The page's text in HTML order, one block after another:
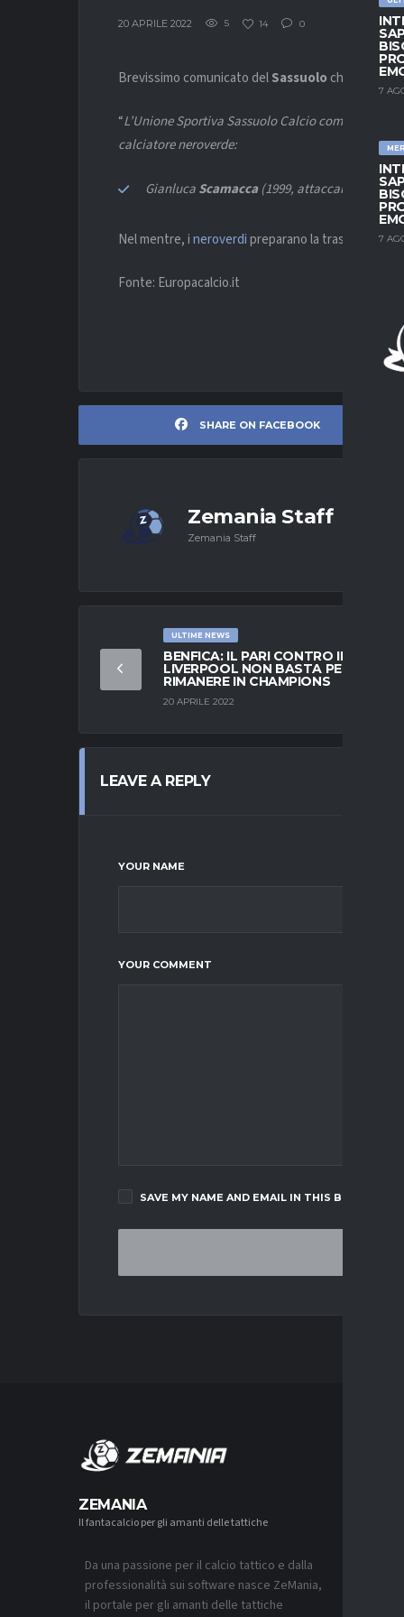
7
7
20 APRILE 2022 5 14 0
Brevissimo comunicato delSassuolo che ha
“L’Unione Sportiva Sassuolo Calcio comunica il
calciatore neroverde:
GianlucaScamacca(1999, attaccante) fino al
Nel mentre, ineroverdipreparano la trasferta di
Fonte: Europacalcio.it
SHARE ON FACEBOOK
Zemania Staff
Zemania Staff
ULTIME NEWS
BENFICA: IL PARI CONTRO IL
LIVERPOOL NON BASTA PER
RIMANERE IN CHAMPIONS
20 APRILE 2022
LEAVE A REPLY
YOUR NAME
YOUR COMMENT
SAVE MY NAME AND EMAIL IN THIS BROWSER
ZEMANIA
Il fantacalcio per gli amanti delle tattiche
Da una passione per il calcio tattico e dalla
professionalità sui software nasce ZeMania,
il portale per gli amanti delle tattiche